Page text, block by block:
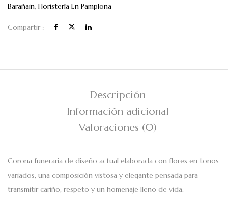
Barañain, Floristería En Pamplona
Compartir :
Descripción
Información adicional
Valoraciones (0)
Corona funeraria de diseño actual elaborada con flores en tonos
variados, una composición vistosa y elegante pensada para
transmitir cariño, respeto y un homenaje lleno de vida.